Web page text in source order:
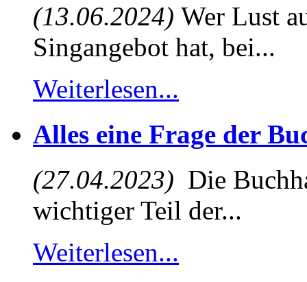
(13.06.2024) Wer Lust
Singangebot hat, bei...
Weiterlesen...
Alles eine Frage der
(27.04.2023) Die
wichtiger Teil der...
Weiterlesen...